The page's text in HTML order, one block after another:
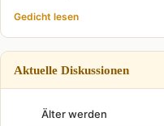
Gedicht lesen
Aktuelle Diskussionen
Älter werden